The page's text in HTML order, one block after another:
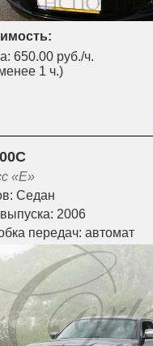
650.00 руб./ч.
1 ч.)
«E»
Седан
2006
передач: автомат